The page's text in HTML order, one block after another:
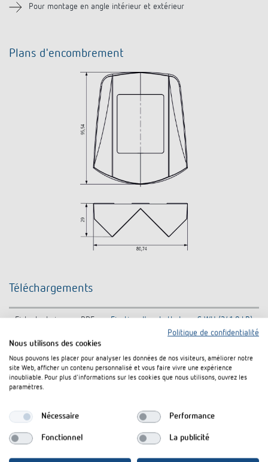
Produits similaires
Pour montage en angle intérieur et extérieur
Plans d'encombrement
Téléchargements
Fiche technique PDF Fixation d'angle theLuxa S WH (341,0 kB)
Rajouter au panier de documents
Politique de confidentialité
Nous utilisons des cookies
Nous pouvons les placer pour analyser les données de nos visiteurs, améliorer notre
site Web, afficher un contenu personnalisé et vous faire vivre une expérience
inoubliable. Pour plus d'informations sur les cookies que nous utilisons, ouvrez les
paramètres.
Nécessaire Performance
Fonctionnel La publicité